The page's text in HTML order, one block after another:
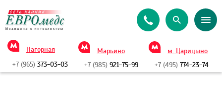
Нагорная
+7 (965) 373-03-03
Марьино
+7 (985)921-75-99
м. Царицыно
+7 (495) 774-23-74